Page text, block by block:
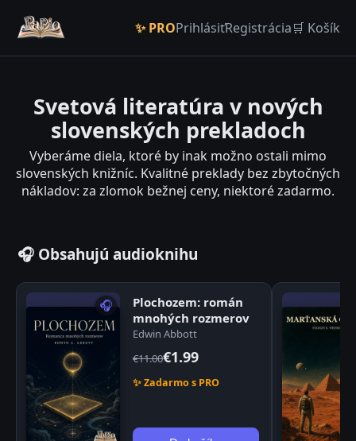
✨ PROPrihlásiťRegistrácia🛒 Košík
Svetová literatúra v nových
slovenských prekladoch
Vyberáme diela, ktoré by inak možno ostali mimo
slovenských knižníc. Kvalitné preklady bez zbytočných
nákladov: za zlomok bežnej ceny, niektoré zadarmo.
🎧 Obsahujú audioknihu
🎧
Plochozem: román
mnohých rozmerov
Edwin Abbott
€11.00€1.99
✨ Zadarmo s PRO